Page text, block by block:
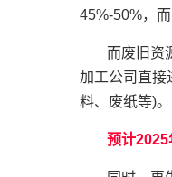
45%-50%，
而废旧资
加工公司直接
料、废纸等)。
预计2025